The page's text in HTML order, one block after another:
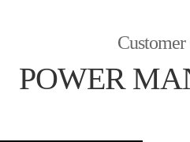
Customer
POWER